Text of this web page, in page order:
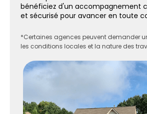
bénéficiez d'un accompagnement
et sécurisé pour avancer en toute
*Certaines agences peuvent demander
les conditions locales et la nature des